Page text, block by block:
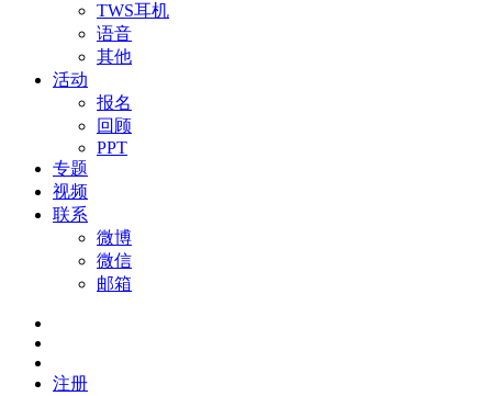
TWS耳机
语音
其他
活动
报名
回顾
PPT
专题
视频
联系
微博
微信
邮箱
注册